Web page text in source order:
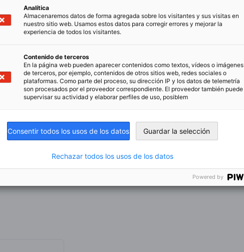
Argentina SA
Energy Argentina SA
Argentina S.A.
Bosch Argentina Industrial SA
SA
Envases Argentina SA
Energy SA
SA
Argentina SA
Industrial Solutions de Argentina
Analítica
Almacenaremos datos de forma agregada sobre los visitantes y sus visitas en
nuestro sitio web. Usamos estos datos para corregir errores y mejorar la
experiencia de todos los visitantes.
Contenido de terceros
En la página web pueden aparecer contenidos como textos, vídeos o imágenes
de terceros, por ejemplo, contenidos de otros sitios web, redes sociales o
plataformas. Como parte del proceso, su dirección IP y los datos de telemetría
son procesados por el proveedor correspondiente. El proveedor también puede
supervisar su actividad y elaborar perfiles de uso, posiblem
Consentir todos los usos de los datos Guardar la selección
Rechazar todos los usos de los datos
Powered by